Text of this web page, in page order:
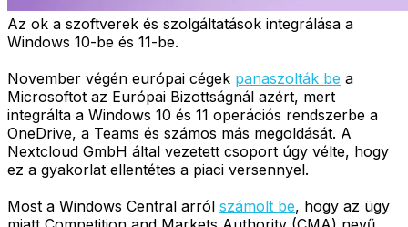
Az ok a szoftverek és szolgáltatások integrálása a
Windows 10-be és 11-be.
November végén európai cégek panaszolták be a
Microsoftot az Európai Bizottságnál azért, mert
integrálta a Windows 10 és 11 operációs rendszerbe a
OneDrive, a Teams és számos más megoldását. A
Nextcloud GmbH által vezetett csoport úgy vélte, hogy
ez a gyakorlat ellentétes a piaci versennyel.
Most a Windows Central arról számolt be, hogy az ügy